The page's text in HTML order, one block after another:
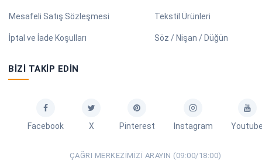
Mesafeli Satış Sözleşmesi
İptal ve İade Koşulları
Tekstil Ürünleri
Söz / Nişan / Düğün
BIZI TAKIP EDIN
Facebook X Pinterest Instagram
ÇAĞRI MERKEZIMIZI ARAYIN (09:00/18:00)